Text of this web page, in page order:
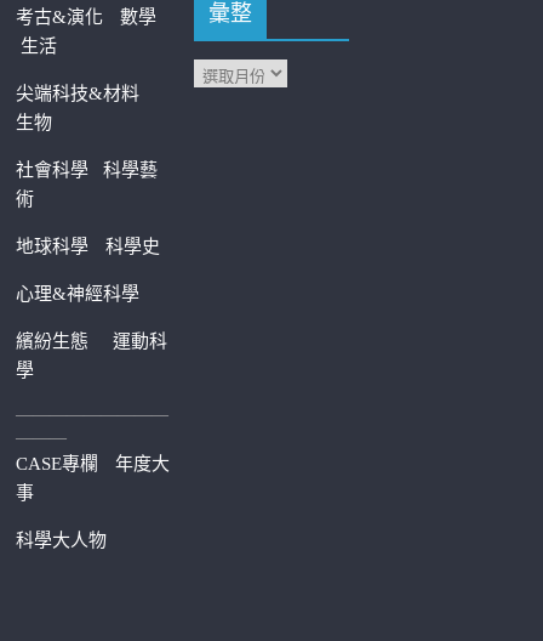
考古&演化
數學
生活
尖端科技&材料
生物
社會科學科學藝
術
地球科學 科學史
心理&神經科學
繽紛生態運動科
學
—————————
———
CASE專欄
年度大
事
科學大人物
彙整